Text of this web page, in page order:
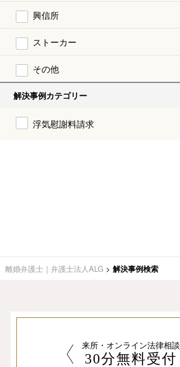
興信所
ストーカー
その他
解決事例カテゴリー
浮気慰謝料請求
離婚弁護士｜弁護士法人ALG > 解決事例検索
来所・オンライン法律相談
30分無料受付